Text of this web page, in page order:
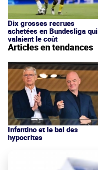
Dix grosses recrues
achetées en Bundesliga qui
valaient le coût
Articles en tendances
Infantino et le bal des
hypocrites